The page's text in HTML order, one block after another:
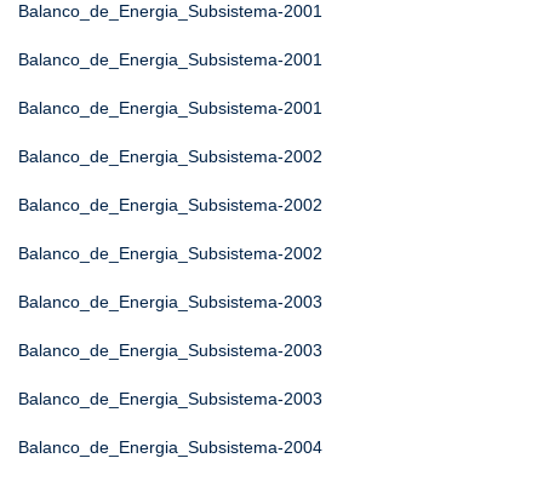
Balanco_de_Energia_Subsistema-2001
Balanco_de_Energia_Subsistema-2001
Balanco_de_Energia_Subsistema-2001
Balanco_de_Energia_Subsistema-2002
Balanco_de_Energia_Subsistema-2002
Balanco_de_Energia_Subsistema-2002
Balanco_de_Energia_Subsistema-2003
Balanco_de_Energia_Subsistema-2003
Balanco_de_Energia_Subsistema-2003
Balanco_de_Energia_Subsistema-2004